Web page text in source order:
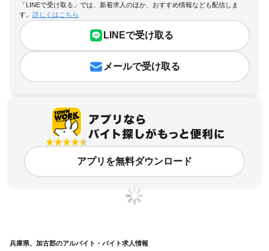
「LINEで受け取る」では、新着求人のほか、おすすめ情報なども配信しま
す。 詳しくはこちら
LINEで受け取る
メールで受け取る
アプリを無料ダウンロード
兵庫県、加古郡のアルバイト・バイト求人情報